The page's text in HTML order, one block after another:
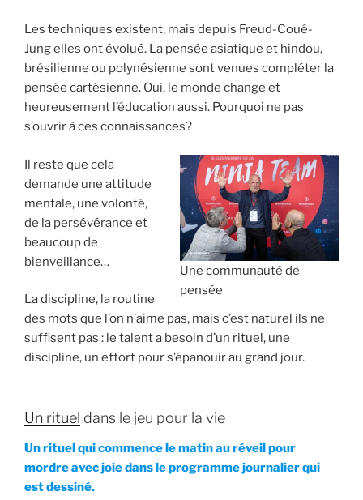
Les techniques existent, mais depuis Freud-Coué-
Jung elles ont évolué. La pensée asiatique et hindou,
brésilienne ou polynésienne sont venues compléter la
pensée cartésienne. Oui, le monde change et
heureusement l’éducation aussi. Pourquoi ne pas
s’ouvrir à ces connaissances?
Une communauté de
pensée
Il reste que cela
demande une attitude
mentale, une volonté,
de la persévérance et
beaucoup de
bienveillance…
La discipline, la routine
des mots que l’on n’aime pas, mais c’est naturel ils ne
suffisent pas : le talent a besoin d’un rituel, une
discipline, un effort pour s’épanouir au grand jour.
Un rituel dans le jeu pour la vie
Un rituel qui commence le matin au réveil pour
mordre avec joie dans le programme journalier qui
est dessiné.